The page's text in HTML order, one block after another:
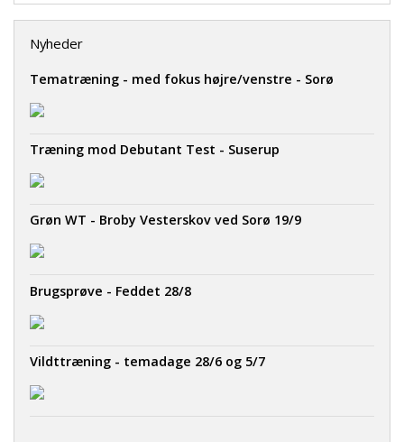
Nyheder
Tematræning - med fokus højre/venstre - Sorø
Træning mod Debutant Test - Suserup
Grøn WT - Broby Vesterskov ved Sorø 19/9
Brugsprøve - Feddet 28/8
Vildttræning - temadage 28/6 og 5/7